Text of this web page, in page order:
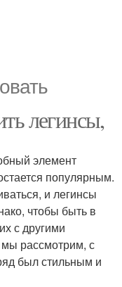
легинсы,
элемент
популярным.
и легинсы
чтобы быть в
с другими
рассмотрим, с
был стильным и